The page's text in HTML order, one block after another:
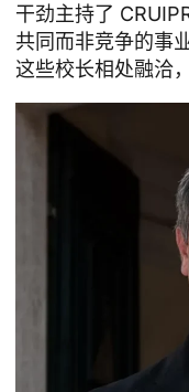
干劲主持了
共同而非竞争的事
这些校长相处融洽